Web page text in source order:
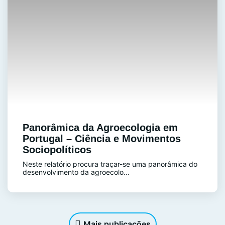
Panorâmica da Agroecologia em
Portugal – Ciência e Movimentos
Sociopolíticos
Neste relatório procura traçar-se uma panorâmica do
desenvolvimento da agroecolo...